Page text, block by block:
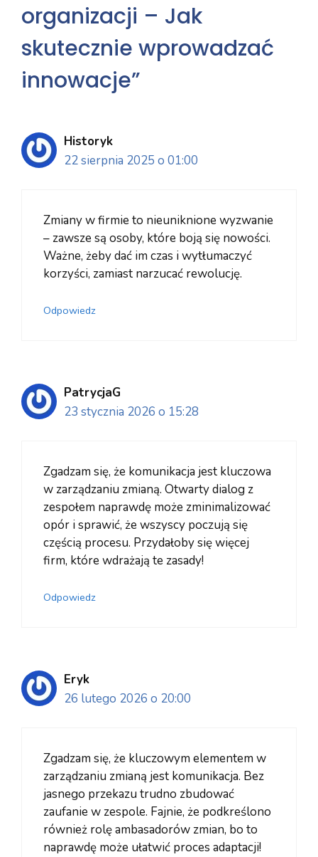
organizacji – Jak
skutecznie wprowadzać
innowacje”
Historyk
22 sierpnia 2025 o 01:00
Zmiany w firmie to nieuniknione wyzwanie
– zawsze są osoby, które boją się nowości.
Ważne, żeby dać im czas i wytłumaczyć
korzyści, zamiast narzucać rewolucję.
Odpowiedz
PatrycjaG
23 stycznia 2026 o 15:28
Zgadzam się, że komunikacja jest kluczowa
w zarządzaniu zmianą. Otwarty dialog z
zespołem naprawdę może zminimalizować
opór i sprawić, że wszyscy poczują się
częścią procesu. Przydałoby się więcej
firm, które wdrażają te zasady!
Odpowiedz
Eryk
26 lutego 2026 o 20:00
Zgadzam się, że kluczowym elementem w
zarządzaniu zmianą jest komunikacja. Bez
jasnego przekazu trudno zbudować
zaufanie w zespole. Fajnie, że podkreślono
również rolę ambasadorów zmian, bo to
naprawdę może ułatwić proces adaptacji!